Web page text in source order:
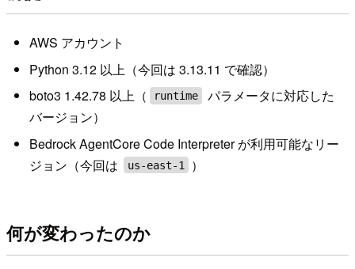
AWS アカウント
Python 3.12 以上（今回は 3.13.11 で確認）
boto3 1.42.78 以上（
runtime
パラメータに対応した
バージョン）
Bedrock AgentCore Code Interpreter が利用可能なリー
ジョン（今回は
us-east-1 ）
何が変わったのか